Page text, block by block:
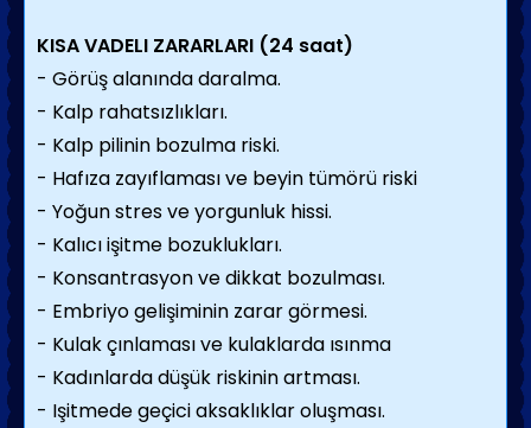
KISA VADELI ZARARLARI (24 saat)
- Görüş alanında daralma.
- Kalp rahatsızlıkları.
- Kalp pilinin bozulma riski.
- Hafıza zayıflaması ve beyin tümörü riski
- Yoğun stres ve yorgunluk hissi.
- Kalıcı işitme bozuklukları.
- Konsantrasyon ve dikkat bozulması.
- Embriyo gelişiminin zarar görmesi.
- Kulak çınlaması ve kulaklarda ısınma
- Kadınlarda düşük riskinin artması.
- Işitmede geçici aksaklıklar oluşması.